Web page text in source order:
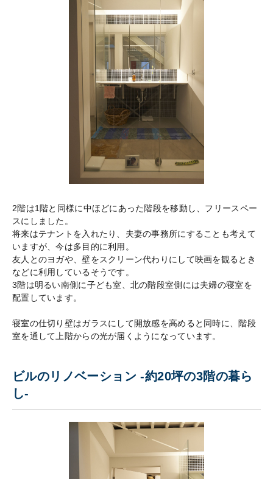
2階は1階と同様に中ほどにあった階段を移動し、フリースペー
スにしました。
将来はテナントを入れたり、夫妻の事務所にすることも考えて
いますが、今は多目的に利用。
友人とのヨガや、壁をスクリーン代わりにして映画を観るとき
などに利用しているそうです。
3階は明るい南側に子ども室、北の階段室側には夫婦の寝室を
配置しています。
寝室の仕切り壁はガラスにして開放感を高めると同時に、階段
室を通して上階からの光が届くようになっています。
ビルのリノベーション -約20坪の3階の暮ら
し-